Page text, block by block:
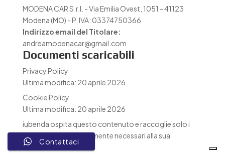
MODENA CAR S.r.l. - Via Emilia Ovest, 1051 - 41123
Modena (MO) - P. IVA: 03374750366
Indirizzo email del Titolare:
andreamodenacar@gmail.com
Documenti scaricabili
Privacy Policy
Ultima modifica: 20 aprile 2026
Cookie Policy
Ultima modifica: 20 aprile 2026
iubenda ospita questo contenuto e raccoglie soloi
Dati Personali strettamente necessari alla sua
fornitura.
Contattaci